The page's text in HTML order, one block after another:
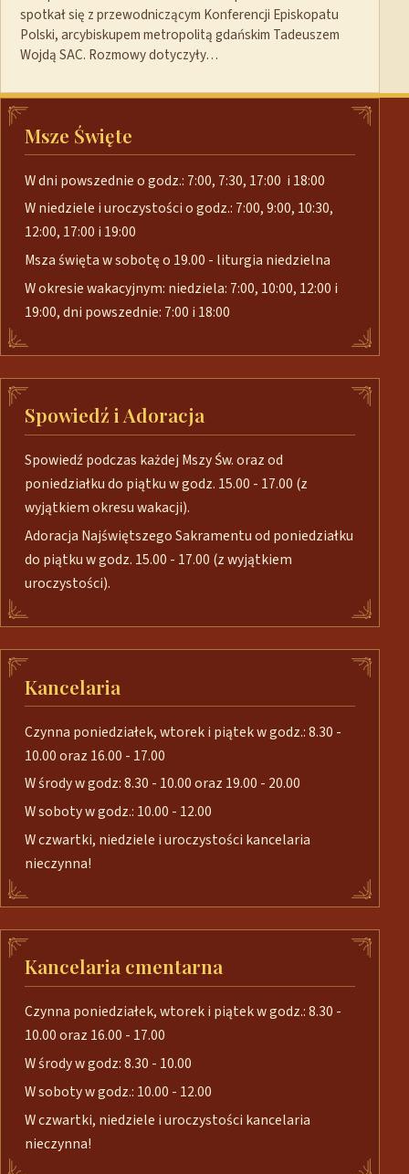
spotkał się z przewodniczącym Konferencji Episkopatu
Polski, arcybiskupem metropolitą gdańskim Tadeuszem
Wojdą SAC. Rozmowy dotyczyły…
Msze Święte
W dni powszednie o godz.: 7:00, 7:30, 17:00 i 18:00
W niedziele i uroczystości o godz.: 7:00, 9:00, 10:30,
12:00, 17:00 i 19:00
Msza święta w sobotę o 19.00 - liturgia niedzielna
W okresie wakacyjnym: niedziela: 7:00, 10:00, 12:00 i
19:00, dni powszednie: 7:00 i 18:00
Spowiedź i Adoracja
Spowiedź podczas każdej Mszy Św. oraz od
poniedziałku do piątku w godz. 15.00 - 17.00 (z
wyjątkiem okresu wakacji).
Adoracja Najświętszego Sakramentu od poniedziałku
do piątku w godz. 15.00 - 17.00 (z wyjątkiem
uroczystości).
Kancelaria
Czynna poniedziałek, wtorek i piątek w godz.: 8.30 -
10.00 oraz 16.00 - 17.00
W środy w godz: 8.30 - 10.00 oraz 19.00 - 20.00
W soboty w godz.: 10.00 - 12.00
W czwartki, niedziele i uroczystości kancelaria
nieczynna!
Kancelaria cmentarna
Czynna poniedziałek, wtorek i piątek w godz.: 8.30 -
10.00 oraz 16.00 - 17.00
W środy w godz: 8.30 - 10.00
W soboty w godz.: 10.00 - 12.00
W czwartki, niedziele i uroczystości kancelaria
nieczynna!